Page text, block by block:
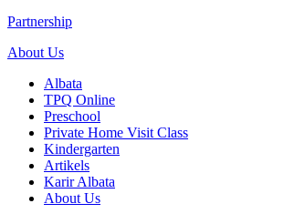
Partnership
About Us
Albata
TPQ Online
Preschool
Private Home Visit Class
Kindergarten
Artikels
Karir Albata
About Us